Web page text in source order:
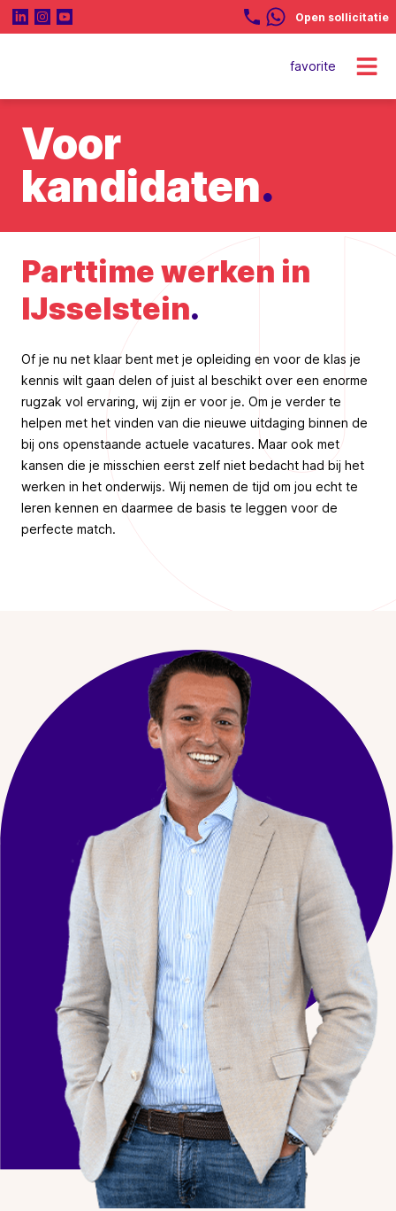
Open sollicitatie
favorite
Voor
kandidaten.
Parttime werken in
IJsselstein.
Of je nu net klaar bent met je opleiding en voor de klas je
kennis wilt gaan delen of juist al beschikt over een enorme
rugzak vol ervaring, wij zijn er voor je. Om je verder te
helpen met het vinden van die nieuwe uitdaging binnen de
bij ons openstaande actuele vacatures. Maar ook met
kansen die je misschien eerst zelf niet bedacht had bij het
werken in het onderwijs. Wij nemen de tijd om jou echt te
leren kennen en daarmee de basis te leggen voor de
perfecte match.